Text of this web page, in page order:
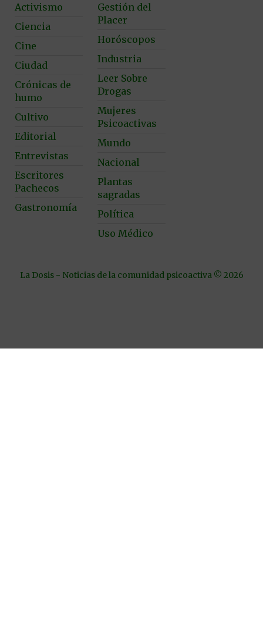
Activismo
Ciencia
Cine
Ciudad
Crónicas de
humo
Cultivo
Editorial
Entrevistas
Escritores
Pachecos
Gastronomía
Gestión del
Placer
Horóscopos
Industria
Leer Sobre
Drogas
Mujeres
Psicoactivas
Mundo
Nacional
Plantas
sagradas
Política
Uso Médico
La Dosis - Noticias de la comunidad psicoactiva © 2026